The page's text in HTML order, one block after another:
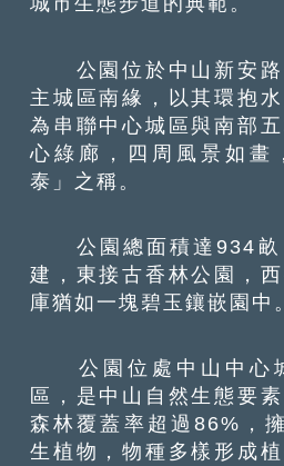
公園位於中山新安路
主城區南緣，以其環抱
為串聯中心城區與南部
心綠廊，四周風景如畫
泰」之稱。
公園總面積達934畝
建，東接古香林公園，
庫猶如一塊碧玉鑲嵌園中。
公園位處中山中心
區，是中山自然生態要
森林覆蓋率超過86%，
生植物，物種多樣形成